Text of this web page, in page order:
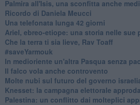
Palmira all'Isis, una sconfitta anche
Ricordo di Daniela Meucci
​Una telefonata lunga 42 giorni
​Ariel, ebreo-etiope: una storia nelle sue
Che la terra ti sia lieve, Rav Toaff
​#saveYarmouk
​In medioriente un'altra Pasqua senza
​Il falco vola anche controvento
Molte nubi sul futuro del governo
Knesset: la campagna elettorale
Palestina: un conflitto dai molteplici